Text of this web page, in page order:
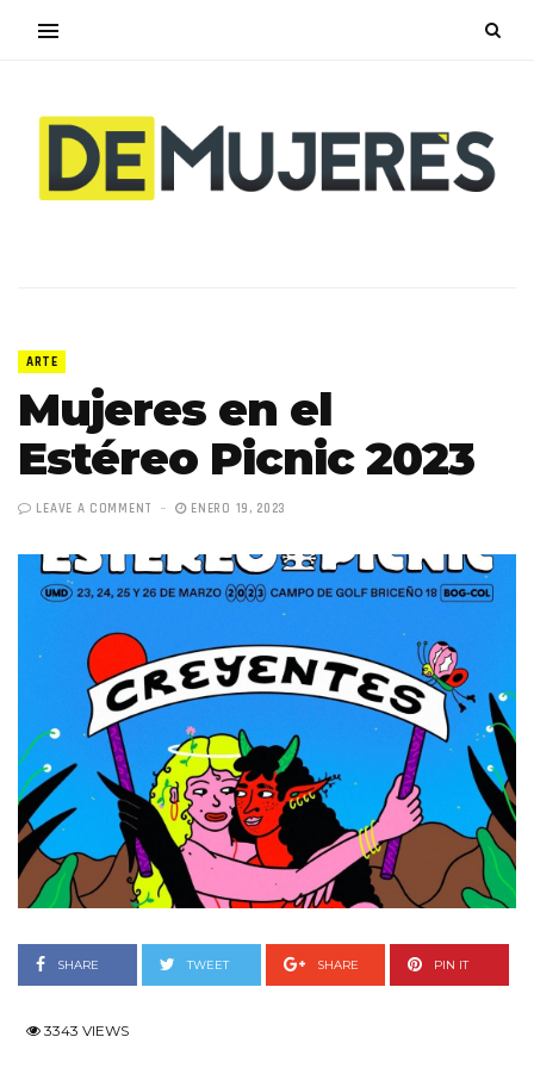
ARTE
Mujeres en el
Estéreo Picnic 2023
LEAVE A COMMENT ENERO 19, 2023
SHARE TWEET SHARE PIN IT
3343 VIEWS